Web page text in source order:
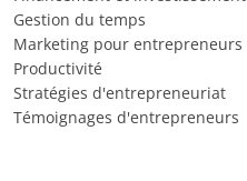
Gestion du temps
Marketing pour entrepreneurs
Productivité
Stratégies d'entrepreneuriat
Témoignages d'entrepreneurs